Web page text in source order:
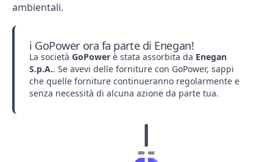
ambientali.
ℹ️ GoPower ora fa parte di Enegan!
La società GoPower è stata assorbita da Enegan
S.p.A.. Se avevi delle forniture con GoPower, sappi
che quelle forniture continueranno regolarmente e
senza necessità di alcuna azione da parte tua.